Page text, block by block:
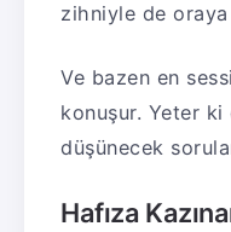
zihniyle de oraya
Ve bazen en
konuşur. Yeter ki
düşünecek
Hafıza